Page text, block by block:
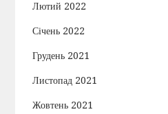
Лютий 2022
Січень 2022
Грудень 2021
Листопад 2021
Жовтень 2021